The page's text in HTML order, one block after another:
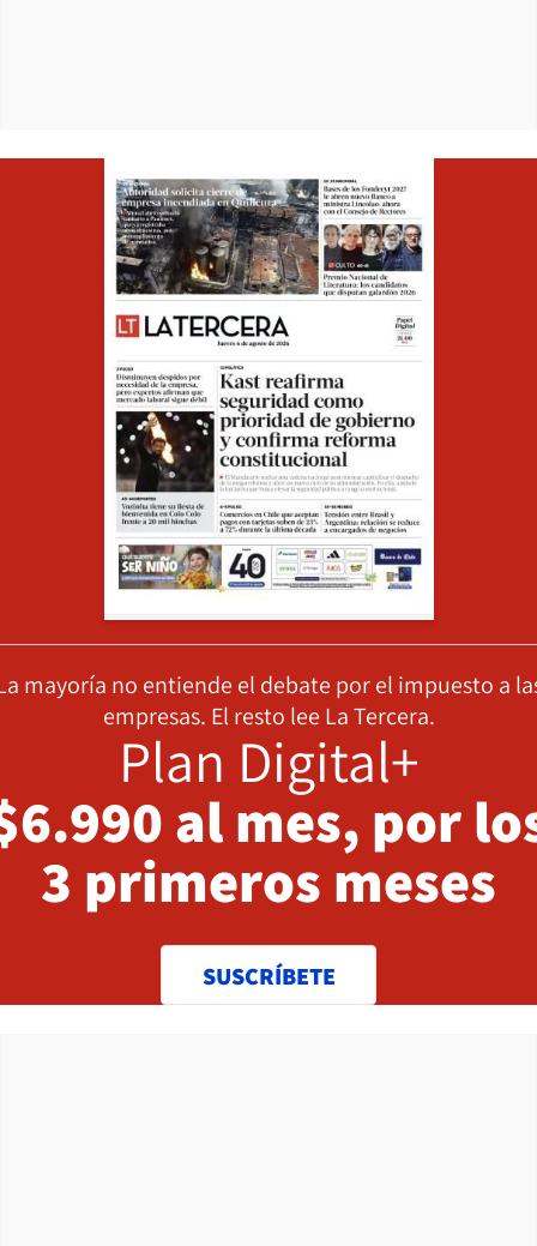
mayoría no entiende el debate por el impuesto a
empresas. El resto lee La Tercera.
Plan Digital+
al mes, por
3 primeros meses
SUSCRÍBETE